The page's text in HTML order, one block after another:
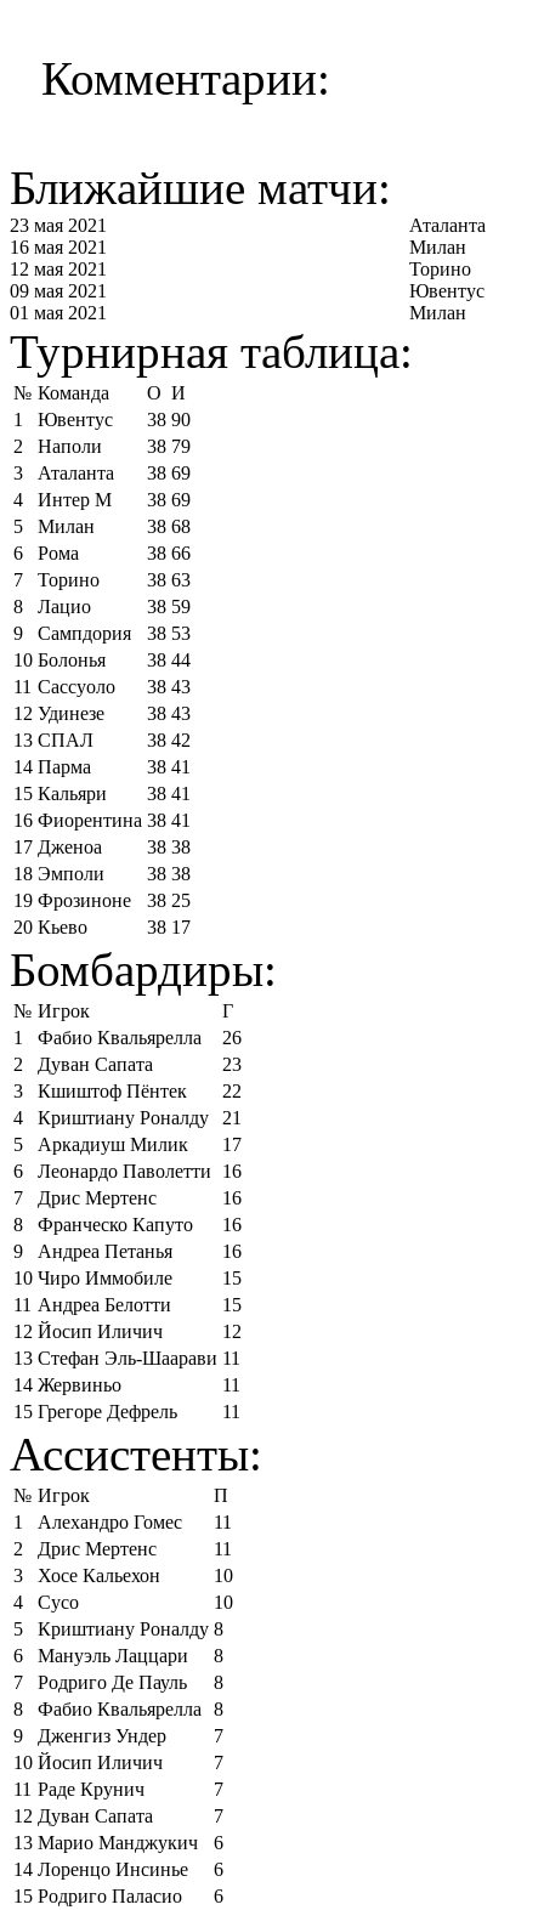
Комментарии:
Ближайшие матчи:
23 мая 2021
Аталанта
16 мая 2021
Милан
12 мая 2021
Торино
09 мая 2021
Ювентус
01 мая 2021
Милан
Турнирная таблица:
№ Команда О И
1
Ювентус 38 90
2
Наполи 38 79
3
Аталанта 38 69
4
Интер М 38 69
5
Милан 38 68
6
Рома 38 66
7
Торино 38 63
8
Лацио 38 59
9
Сампдория 38 53
10 Болонья 38 44
11 Сассуоло 38 43
12 Удинезе 38 43
13 СПАЛ 38 42
14 Парма 38 41
15 Кальяри 38 41
16 Фиорентина 38 41
17 Дженоа 38 38
18 Эмполи 38 38
19 Фрозиноне 38 25
20 Кьево 38 17
Бомбардиры:
№ Игрок
Г
1
Фабио Квальярелла
26
2
Дуван Сапата
23
3
Кшиштоф Пёнтек
22
4
Криштиану Роналду
21
5
Аркадиуш Милик
17
6
Леонардо Паволетти
16
7
Дрис Мертенс
16
8
Франческо Капуто
16
9
Андреа Петанья
16
10 Чиро Иммобиле
15
11 Андреа Белотти
15
12 Йосип Иличич
12
13 Стефан Эль-Шаарави 11
14 Жервиньо
11
15 Грегоре Дефрель 11
Ассистенты:
№ Игрок
П
1
Алехандро Гомес
11
2
Дрис Мертенс
11
3
Хосе Кальехон
10
4
Сусо
10
5
Криштиану Роналду 8
6
Мануэль Лаццари
8
7
Родриго Де Пауль
8
8
Фабио Квальярелла
8
9
Дженгиз Ундер
7
10 Йосип Иличич
7
11 Раде Крунич
7
12 Дуван Сапата
7
13 Марио Манджукич
6
14 Лоренцо Инсинье
6
15 Родриго Паласио 6